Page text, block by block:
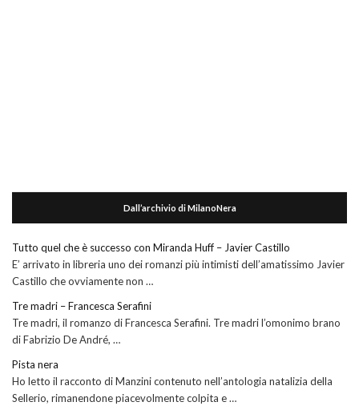
Dall’archivio di MilanoNera
Tutto quel che è successo con Miranda Huff – Javier Castillo
E’ arrivato in libreria uno dei romanzi più intimisti dell’amatissimo Javier
Castillo che ovviamente non …
Tre madri – Francesca Serafini
Tre madri, il romanzo di Francesca Serafini. Tre madri l’omonimo brano
di Fabrizio De André, …
Pista nera
Ho letto il racconto di Manzini contenuto nell’antologia natalizia della
Sellerio, rimanendone piacevolmente colpita e …